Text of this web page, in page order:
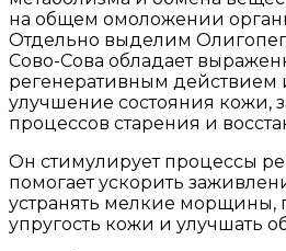
на общем омоложении
Отдельно выделим
Сово-Сова обладает
регенеративным действием
улучшение состояния кожи,
процессов старения и
Он стимулирует процессы
помогает ускорить
устранять мелкие морщины,
упругость кожи и улучшать